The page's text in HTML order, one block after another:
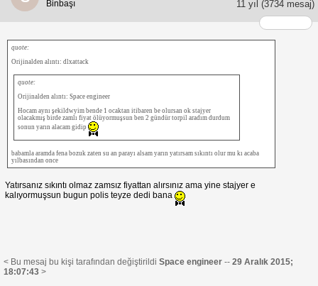
11 yıl (3734 mesaj)
Binbaşı
quote:
Orijinalden alıntı: dlxattack
quote:
Orijinalden alıntı: Space engineer
Hocam aynı şekildwyim bende 1 ocaktan itibaren be olursan ok stajyer
olacakmış birde zamlı fiyat ölüyormuşsun ben 2 gündür torpil aradım durdum
sonun yarın alacam gidip
babamla aramda fena bozuk zaten su an parayı alsam yarın yatırsam sıkıntı olur mu kı acaba
yılbasından once
Yatırsanız sıkıntı olmaz zamsız fiyattan alırsınız ama yine stajyer e
kalıyormuşsun bugun polis teyze dedi bana
< Bu mesaj bu kişi tarafından değiştirildi Space engineer -- 29 Aralık 2015;
18:07:43 >